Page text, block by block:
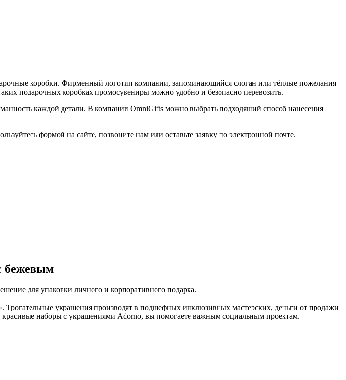
коробки. Фирменный логотип компании, запоминающийся слоган или тёплые пожелания
подарочных коробках промосувениры можно удобно и безопасно перевозить.
каждой детали. В компании OmniGifts можно выбрать подходящий способ нанесения
формой на сайте, позвоните нам или оставьте заявку по электронной почте.
бежевым
для упаковки личного и корпоративного подарка.
Трогательные украшения производят в подшефных инклюзивных мастерских, деньги от продажи
красивые наборы с украшениями Adorno, вы помогаете важным социальным проектам.